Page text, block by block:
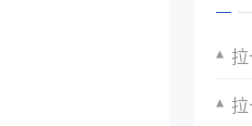
拉
拉